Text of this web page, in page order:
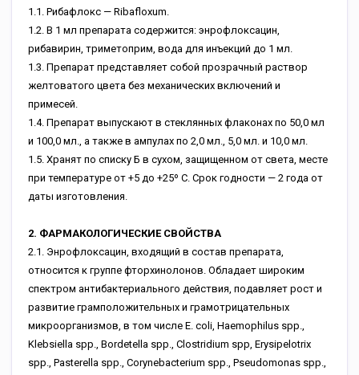
1.1. Рибафлокс — Ribafloxum.
1.2. В 1 мл препарата содержится: энрофлоксацин,
рибавирин, триметоприм, вода для инъекций до 1 мл.
1.3. Препарат представляет собой прозрачный раствор
желтоватого цвета без механических включений и
примесей.
1.4. Препарат выпускают в стеклянных флаконах по 50,0 мл
и 100,0 мл., а также в ампулах по 2,0 мл., 5,0 мл. и 10,0 мл.
1.5. Хранят по списку Б в сухом, защищенном от света, месте
при температуре от +5 до +25º С. Срок годности — 2 года от
даты изготовления.
2. ФАРМАКОЛОГИЧЕСКИЕ СВОЙСТВА
2.1. Энрофлоксацин, входящий в состав препарата,
относится к группе фторхинолонов. Обладает широким
спектром антибактериального действия, подавляет рост и
развитие грамположительных и грамотрицательных
микроорганизмов, в том числе Е. coli, Haemophilus spp.,
Klebsiella spp., Bordetella spp., Clostridium spp, Erysipelotrix
spp., Pasterella spp., Corynebacterium spp., Pseudomonas spp.,